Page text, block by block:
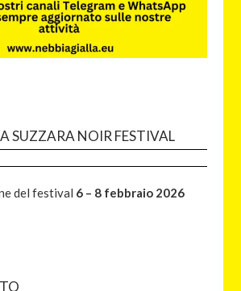
SUZZARA NOIR FESTIVAL
del festival 6 – 8 febbraio 2026